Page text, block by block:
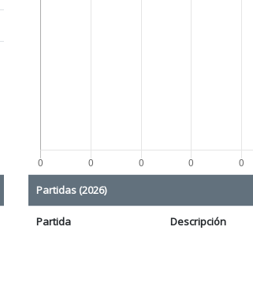
Partidas (2026)
Partida Descripción